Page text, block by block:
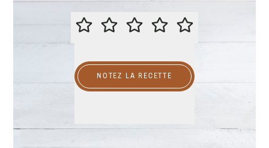
ÉVALUER CETTE RECETTE
NOTEZ LA RECETTE